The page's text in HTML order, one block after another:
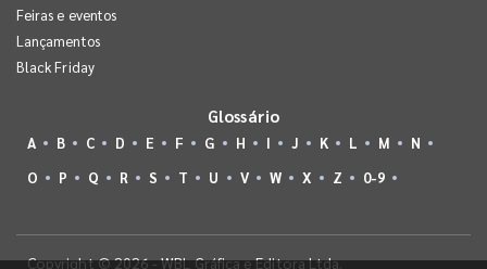
Feiras e eventos
Lançamentos
Black Friday
Glossário
A B C D E F G H I J K L M
N
O
P Q R S T U V W X Z 0-9
Copyright © 2026 - WBL Gráfica e Editora Ltda.